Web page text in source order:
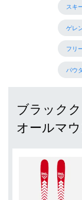
スキ
ゲレ
フリ
パウ
ブラック
オールマ